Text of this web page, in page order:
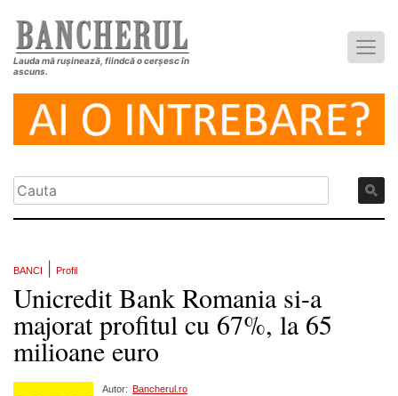
Lauda mă rușinează, fiindcă o cerșesc în
ascuns.
BANCI Profil
Unicredit Bank Romania si-a
majorat profitul cu 67%, la 65
milioane euro
Autor: Bancherul.ro